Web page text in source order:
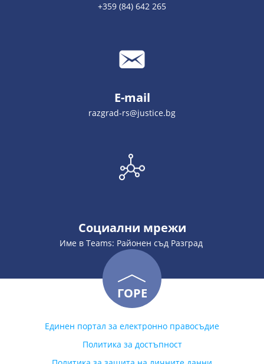
+359 (84) 642 265
E-mail
razgrad-rs@justice.bg
Социални мрежи
Име в Teams: Районен съд Разград
ГОРЕ
Единен портал за електронно правосъдие
Политика за достъпност